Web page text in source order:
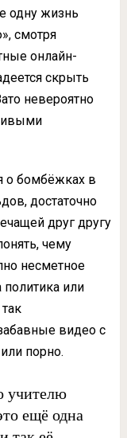
одну жизнь
смотря
онлайн-
скрыть
невероятно
о бомбёжках в
достаточно
друг другу
чему
несметное
политика или
видео с
порно.
учителю
ещё одна